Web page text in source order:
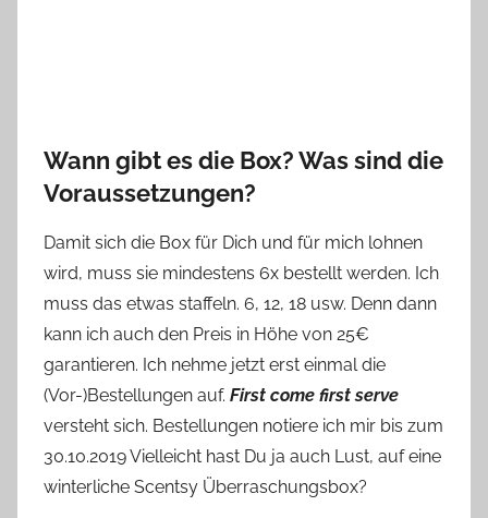
Wann gibt es die Box? Was sind die
Voraussetzungen?
Damit sich die Box für Dich und für mich lohnen
wird, muss sie mindestens 6x bestellt werden. Ich
muss das etwas staffeln. 6, 12, 18 usw. Denn dann
kann ich auch den Preis in Höhe von 25€
garantieren. Ich nehme jetzt erst einmal die
(Vor-)Bestellungen auf. First come first serve
versteht sich. Bestellungen notiere ich mir bis zum
30.10.2019 Vielleicht hast Du ja auch Lust, auf eine
winterliche Scentsy Überraschungsbox?